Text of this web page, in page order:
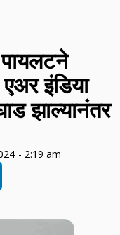
पायलटने
इंडिया
झाल्यानंतर
- 2:19 am